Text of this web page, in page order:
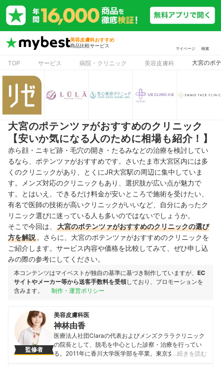
美容皮膚科おすすめ
商品比較サービス
マイページ 検索
TOP サービス 病院・クリニック 美容皮膚科 大宮のポ
大宮のポテンツァがおすすめのクリニック
【安いか気になる人のために相場も紹介！】
赤ら顔・ニキビ跡・毛穴の開き・たるみなどの治療を検討してい
るなら、ポテンツァがおすすめです。さいたま市大宮区内には多
くのクリニックがあり、とくにJR大宮駅の周辺に集中していま
す。メンズ対応のクリニックもあり、選択肢が広い点が魅力で
す。とはいえ、できるだけ料金が安いところで施術を受けたい、
有名で医師の技術が高いクリニックがいいなど、自分にあったク
リニック選びに迷っている人も多いのではないでしょうか。
そこで今回は、
大宮のポテンツァがおすすめのクリニックの選び
方を解説 。さらに、大宮のポテンツァがおすすめのクリニックを
ご紹介します。サービス内容や価格を比較してみて、ぜひ申し込
みの際の参考にしてください。
本コンテンツはマイベストが独自の基準に基づき制作していますが、 EC
サイトやメーカー等から送客手数料を受領しており、プロモーションを
含みます。
制作・運営ポリシー
監修者
美容皮膚科医
神林由香
医療法人社団Claraの代表およびメンズクララクリニック
の院長として、脱毛を中心とした診察・治療を行ってい
る。2011年に香川大学医学部を卒業。東京女子医科大学
…続きを読む